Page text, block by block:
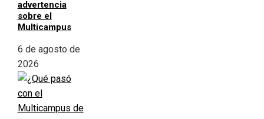
advertencia
sobre el
Multicampus
6 de agosto de
2026